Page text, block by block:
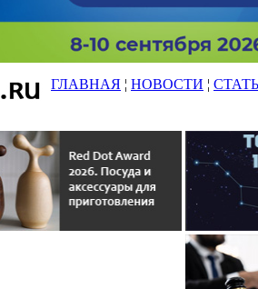
ГЛАВНАЯ ¦ НОВОСТИ ¦